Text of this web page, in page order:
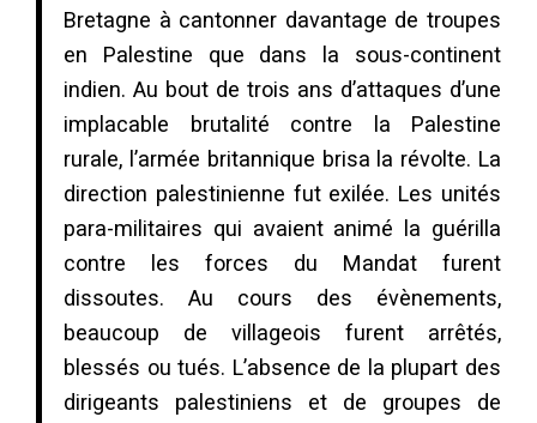
Bretagne à cantonner davantage de troupes
en Palestine que dans la sous-continent
indien. Au bout de trois ans d’attaques d’une
implacable brutalité contre la Palestine
rurale, l’armée britannique brisa la révolte. La
direction palestinienne fut exilée. Les unités
para-militaires qui avaient animé la guérilla
contre les forces du Mandat furent
dissoutes. Au cours des évènements,
beaucoup de villageois furent arrêtés,
blessés ou tués. L’absence de la plupart des
dirigeants palestiniens et de groupes de